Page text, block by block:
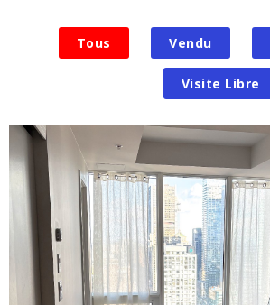
Tous Vendu
Visite Libre